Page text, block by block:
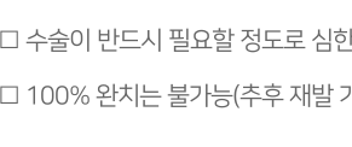
□ 수술이 반드시 필요할 정도로 심
□ 100% 완치는 불가능(추후 재발